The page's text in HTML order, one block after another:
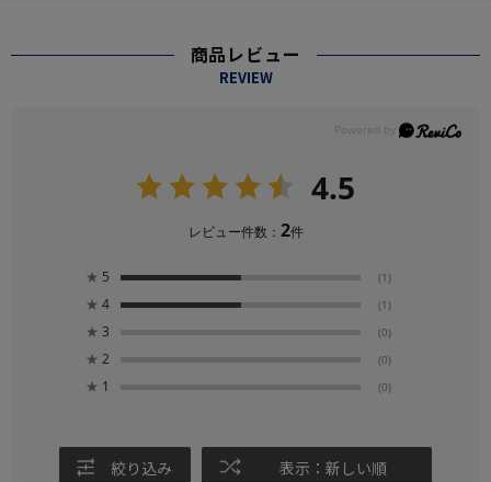
商品レビュー
REVIEW
4.5
レビュー件数： 2件
★ 5 (1)
★ 4 (1)
★ 3 (0)
★ 2 (0)
★ 1 (0)
絞り込み 表示：新しい順